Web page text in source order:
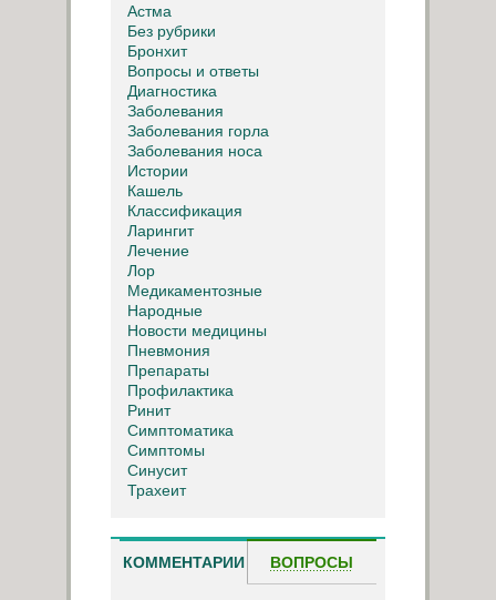
Астма
Без рубрики
Бронхит
Вопросы и ответы
Диагностика
Заболевания
Заболевания горла
Заболевания носа
Истории
Кашель
Классификация
Ларингит
Лечение
Лор
Медикаментозные
Народные
Новости медицины
Пневмония
Препараты
Профилактика
Ринит
Симптоматика
Симптомы
Синусит
Трахеит
КОММЕНТАРИИ ВОПРОСЫ